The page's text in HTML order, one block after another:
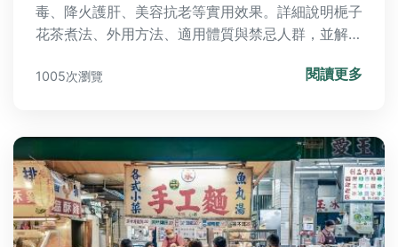
毒、降火護肝、美容抗老等實用效果。詳細說明梔子
花茶煮法、外用方法、適用體質與禁忌人群，並解答
1005次瀏覽 閱讀更多